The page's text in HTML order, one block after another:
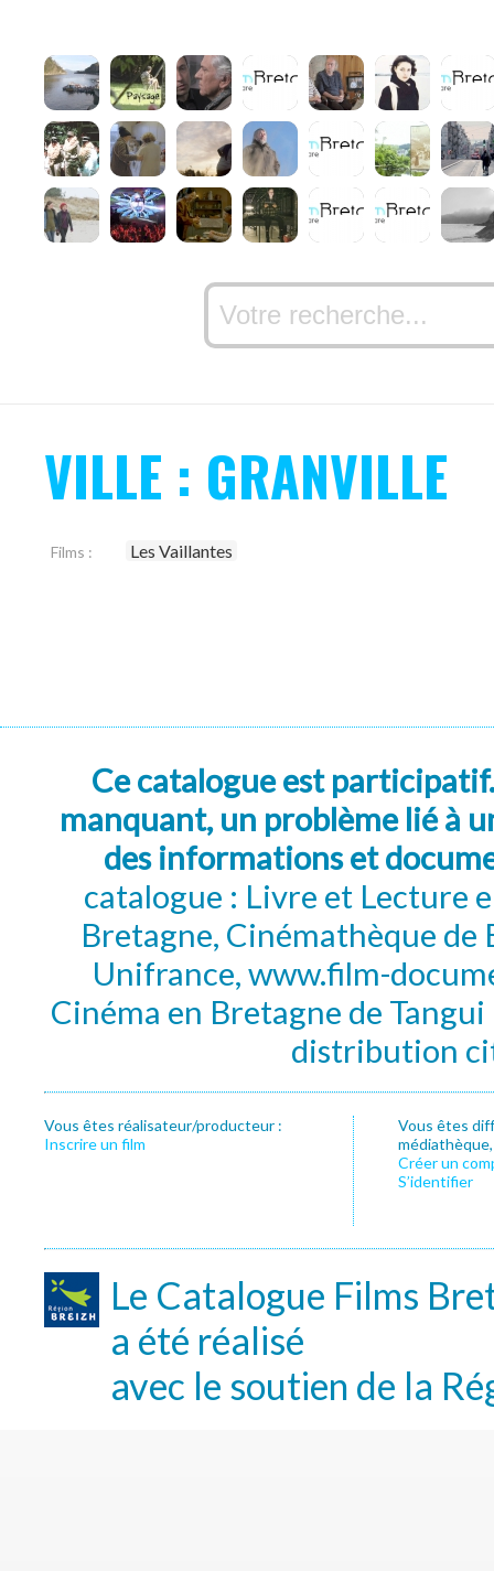
VILLE : GRANVILLE
Films : Les Vaillantes
Ce catalogue est
manquant, un problème lié à
des informations et
catalogue : Livre et Lecture
Bretagne, Cinémathèque de
Unifrance, www.film-
Cinéma en Bretagne de
distribution
Vous êtes réalisateur/producteur :
Inscrire un film
Vous êtes
Créer un
S’identifier
Le Catalogue Films
a été réalisé
avec le soutien de la